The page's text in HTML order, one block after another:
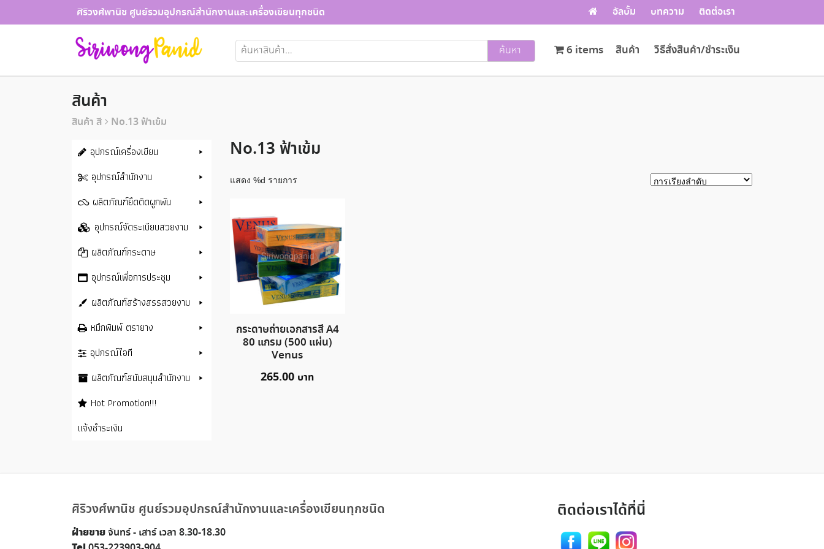
to
ศิริวงศ์พานิช ศูนย์รวมอุปกรณ์สำนักงานและเครื่องเขียนทุกชนิด อัลบั้ม บทความ ติดต่อเรา
ค้นหา: ค้นหา สินค้า วิธีสั่งสินค้า/ชำระเงิน
6 items
สินค้า
สินค้า สี No.13 ฟ้าเข้ม
No.13 ฟ้าเข้ม
แสดง %d รายการ
กระดาษถ่ายเอกสารสี A4
80 แกรม (500 แผ่น)
Venus
265.00
อุปกรณ์เครื่องเขียน
อุปกรณ์สำนักงาน
ผลิตภัณฑ์ยึดติดผูกพัน
อุปกรณ์จัดระเบียบสวยงาม
ผลิตภัณฑ์กระดาษ
อุปกรณ์เพื่อการประชุม
ผลิตภัณฑ์สร้างสรรสวยงาม
หมึกพิมพ์ ตรายาง
อุปกรณ์ไอที
ผลิตภัณฑ์สนับสนุนสำนักงาน
Hot Promotion!!!
แจ้งชำระเงิน
ศิริวงศ์พานิช ศูนย์รวมอุปกรณ์สำนักงานและเครื่องเขียนทุกชนิด
ฝ่ายขายจันทร์ - เสาร์ เวลา 8.30-18.30
ติดต่อเราได้ที่นี่